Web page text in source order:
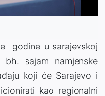
godine u sarajevskoj
sajam namjenske
koji će Sarajevo i
kao regionalni